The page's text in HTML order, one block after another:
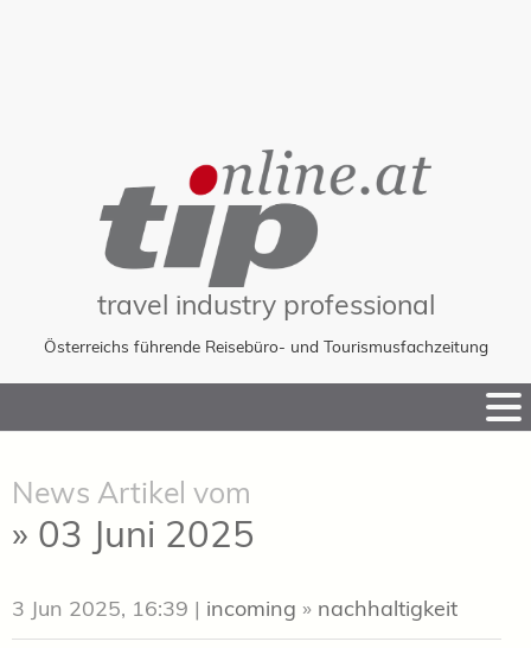
travel industry professional
Österreichs führende Reisebüro- und Tourismusfachzeitung
to
News Artikel vom
» 03 Juni 2025
3 Jun 2025, 16:39 | incoming » nachhaltigkeit